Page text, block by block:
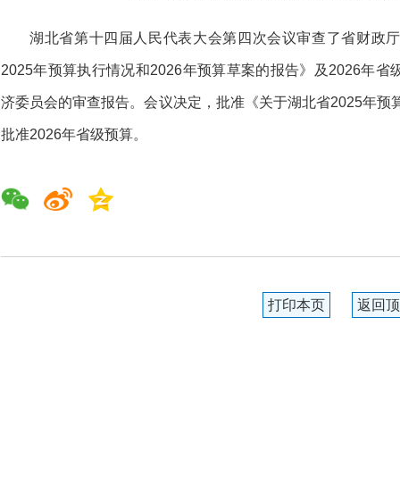
湖北省第十四届人民代表大会第四次会议审查了省财政
2025年预算执行情况和2026年预算草案的报告》及2026年省
济委员会的审查报告。会议决定，批准《关于湖北省2025年预
批准2026年省级预算。
打印本页 返回